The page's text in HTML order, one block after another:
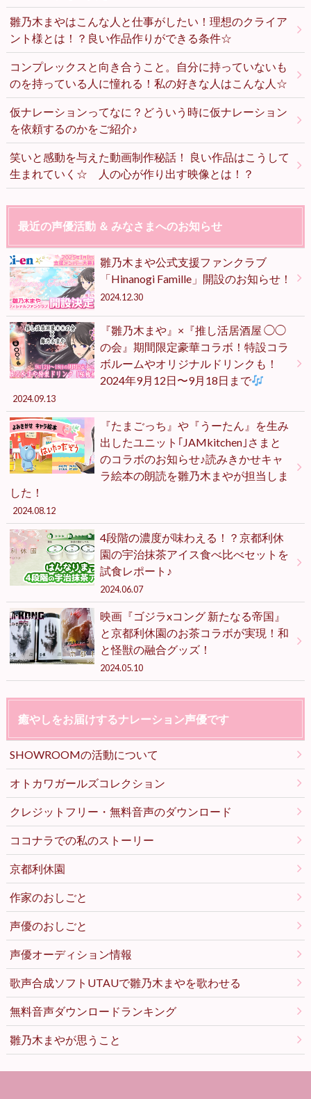
雛乃木まやはこんな人と仕事がしたい！理想のクライア
ント様とは！？良い作品作りができる条件☆
コンプレックスと向き合うこと。自分に持っていないも
のを持っている人に憧れる！私の好きな人はこんな人☆
仮ナレーションってなに？どういう時に仮ナレーション
を依頼するのかをご紹介♪
笑いと感動を与えた動画制作秘話！ 良い作品はこうして
生まれていく☆ 人の心が作り出す映像とは！？
最近の声優活動 ＆ みなさまへのお知らせ
雛乃木まや公式支援ファンクラブ
「Hinanogi Famille」開設のお知らせ！
2024.12.30
『雛乃木まや』×『推し活居酒屋 ◯◯
の会』期間限定豪華コラボ！特設コラ
ボルームやオリジナルドリンクも！
2024年9月12日〜9月18日まで
2024.09.13
『たまごっち』や『うーたん』を生み
出したユニット｢JAMkitchen｣さまと
のコラボのお知らせ♪読みきかせキャ
ラ絵本の朗読を雛乃木まやが担当しま
した！
2024.08.12
4段階の濃度が味わえる！？京都利休
園の宇治抹茶アイス食べ比べセットを
試食レポート♪
2024.06.07
映画『ゴジラxコング 新たなる帝国』
と京都利休園のお茶コラボが実現！和
と怪獣の融合グッズ！
2024.05.10
癒やしをお届けするナレーション声優です
SHOWROOMの活動について
オトカワガールズコレクション
クレジットフリー・無料音声のダウンロード
ココナラでの私のストーリー
京都利休園
作家のおしごと
声優のおしごと
声優オーディション情報
歌声合成ソフトUTAUで雛乃木まやを歌わせる
無料音声ダウンロードランキング
雛乃木まやが思うこと